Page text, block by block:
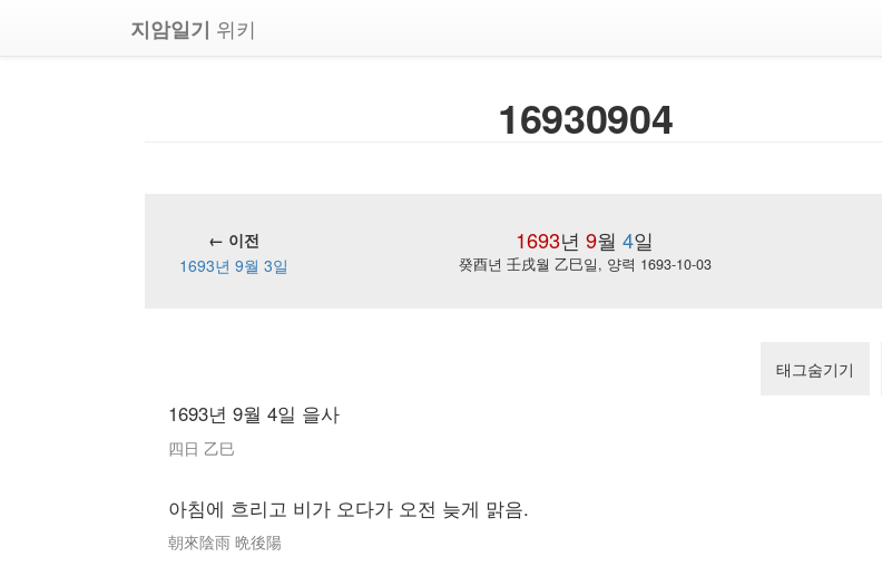
지암일기 위키
16930904
1693년 9월 4일
← 이전
1693년 9월 3일
癸酉년 壬戌월 乙巳일, 양력 1693-10-03
태그숨기기
1693년 9월 4일 을사
四日 乙巳
아침에 흐리고 비가 오다가 오전 늦게 맑음.
朝來陰雨 晩後陽